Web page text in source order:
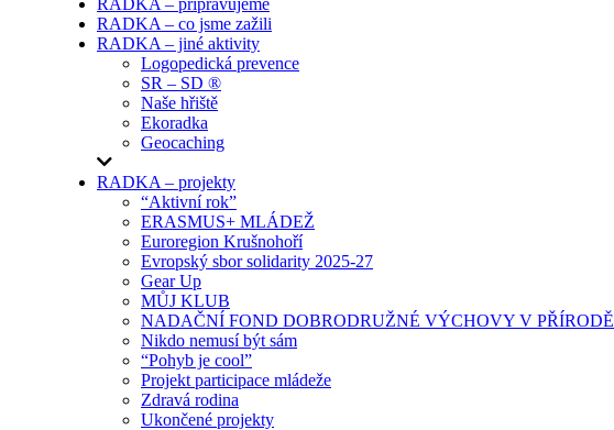
RADKA – co jsme zažili
RADKA – jiné aktivity
Logopedická prevence
SR – SD ®
Naše hřiště
Ekoradka
Geocaching
RADKA – projekty
“Aktivní rok”
ERASMUS+ MLÁDEŽ
Euroregion Krušnohoří
Evropský sbor solidarity 2025-27
Gear Up
MŮJ KLUB
NADAČNÍ FOND DOBRODRUŽNÉ VÝCHOVY V PŘÍRODĚ
Nikdo nemusí být sám
“Pohyb je cool”
Projekt participace mládeže
Zdravá rodina
Ukončené projekty